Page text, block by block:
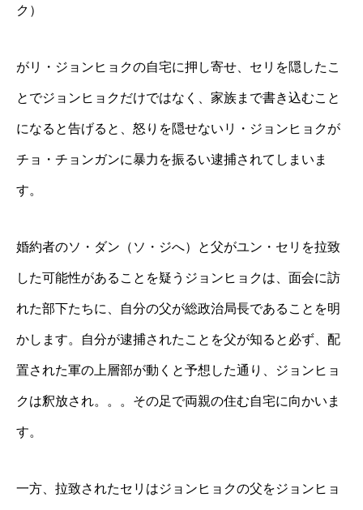
ク）
がリ・ジョンヒョクの自宅に押し寄せ、セリを隠したこ
とでジョンヒョクだけではなく、家族まで書き込むこと
になると告げると、怒りを隠せないリ・ジョンヒョクが
チョ・チョンガンに暴力を振るい逮捕されてしまいま
す。
婚約者のソ・ダン（ソ・ジへ）と父がユン・セリを拉致
した可能性があることを疑うジョンヒョクは、面会に訪
れた部下たちに、自分の父が総政治局長であることを明
かします。自分が逮捕されたことを父が知ると必ず、配
置された軍の上層部が動くと予想した通り、ジョンヒョ
クは釈放され。。。その足で両親の住む自宅に向かいま
す。
一方、拉致されたセリはジョンヒョクの父をジョンヒョ